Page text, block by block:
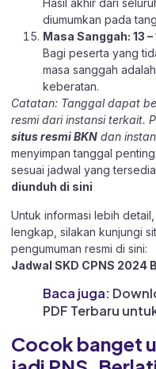
Hasil akhir dari
diumumkan pada
Masa Sanggah: 13
Bagi peserta yang
masa sanggah
keberatan.
Catatan: Tanggal dapat
resmi dari instansi terkait.
situs resmi BKN dan
menyimpan tanggal
sesuai jadwal yang
diunduh di sini
Untuk informasi lebih
lengkap, silakan kunjungi
pengumuman resmi di sini:
Jadwal SKD CPNS 2024
Baca juga:
PDF Terbaru
Cocok banget